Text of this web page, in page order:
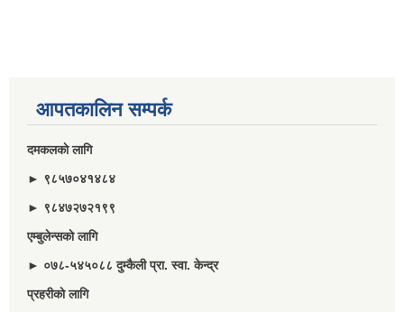
आपतकालिन सम्पर्क
दमकलकाे लागि
► ९८५७०४१४८४
► ९८४७२७२१९९
एम्बुलेन्सकाे लागि
► ०७८-५४५०८८ दुम्कैली प्रा. स्वा. केन्द्र
प्रहरीकाे लागि